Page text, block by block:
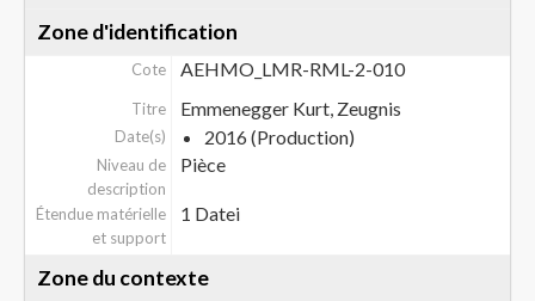
Zone d'identification
Cote AEHMO_LMR-RML-2-010
Titre Emmenegger Kurt, Zeugnis
Date(s) 2016 (Production)
Niveau de
description
Pièce
Étendue matérielle
et support
1 Datei
Zone du contexte